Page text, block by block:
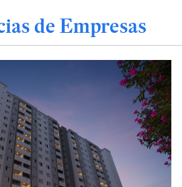
de Empresas